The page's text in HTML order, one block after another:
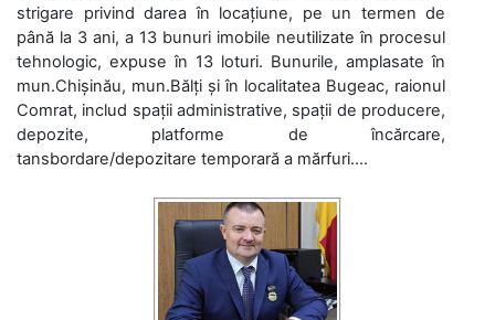
strigare privind darea în locațiune, pe un termen de
până la 3 ani, a 13 bunuri imobile neutilizate în procesul
tehnologic, expuse în 13 loturi. Bunurile, amplasate în
mun.Chișinău, mun.Bălți și în localitatea Bugeac, raionul
Comrat, includ spații administrative, spații de producere,
depozite, platforme de încărcare,
tansbordare/depozitare temporară a mărfuri....